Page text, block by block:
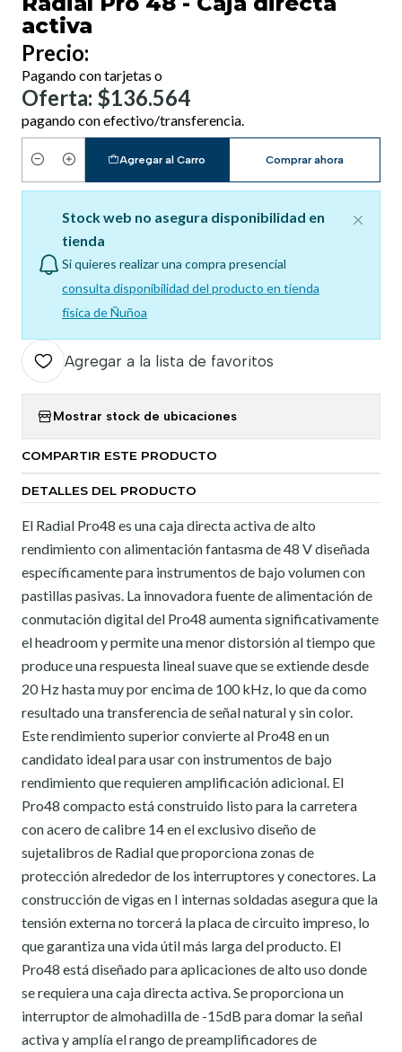
activa
Precio:
Pagando con tarjetas o
Oferta: $136.564
pagando con efectivo/transferencia.
Cantidad
Agregar al Carro Comprar ahora
Stock web no asegura disponibilidad en
tienda
Si quieres realizar una compra presencial
consulta disponibilidad del producto en tienda
física de Ñuñoa
Agregar a la lista de favoritos
Mostrar stock de ubicaciones
COMPARTIR ESTE PRODUCTO
DETALLES DEL PRODUCTO
El Radial Pro48 es una caja directa activa de alto
rendimiento con alimentación fantasma de 48 V diseñada
específicamente para instrumentos de bajo volumen con
pastillas pasivas. La innovadora fuente de alimentación de
conmutación digital del Pro48 aumenta significativamente
el headroom y permite una menor distorsión al tiempo que
produce una respuesta lineal suave que se extiende desde
20 Hz hasta muy por encima de 100 kHz, lo que da como
resultado una transferencia de señal natural y sin color.
Este rendimiento superior convierte al Pro48 en un
candidato ideal para usar con instrumentos de bajo
rendimiento que requieren amplificación adicional. El
Pro48 compacto está construido listo para la carretera
con acero de calibre 14 en el exclusivo diseño de
sujetalibros de Radial que proporciona zonas de
protección alrededor de los interruptores y conectores. La
construcción de vigas en I internas soldadas asegura que la
tensión externa no torcerá la placa de circuito impreso, lo
que garantiza una vida útil más larga del producto. El
Pro48 está diseñado para aplicaciones de alto uso donde
se requiera una caja directa activa. Se proporciona un
interruptor de almohadilla de -15dB para domar la señal
activa y amplía el rango de preamplificadores de